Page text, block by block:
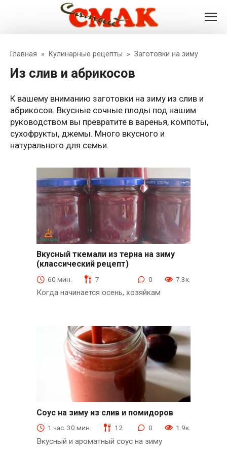
Главная » Кулинарные рецепты » Заготовки на зиму
из слив и абрикосов
К вашему вниманию заготовки на зиму из слив и
абрикосов. Вкусные сочные плоды под нашим
руководством вы превратите в варенья, компоты,
сухофрукты, джемы. Много вкусного и
натурального для семьи.
из слив и абрикосов
Вкусный ткемали из терна на зиму
(классический рецепт)
60 мин. 7 0 7.3к.
Когда начинается осень, хозяйкам
из слив и абрикосов
Соус на зиму из слив и помидоров
1 час. 30 мин. 12 0 1.9к.
Вкусный и ароматный соус на зиму